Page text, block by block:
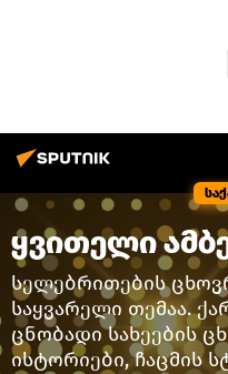
ყვითელი
სელებრითების
საყვარელი თემაა.
ცნობადი სახეების
ისტორიები, ჩაცმის